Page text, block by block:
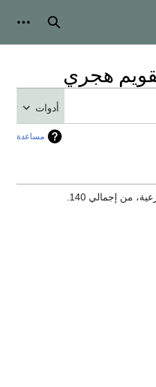
بحث
هجري
أدوات
مساعدة